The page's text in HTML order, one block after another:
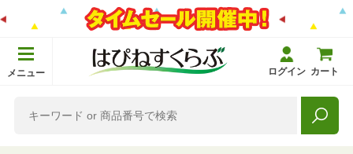
メニュー ログイン カート